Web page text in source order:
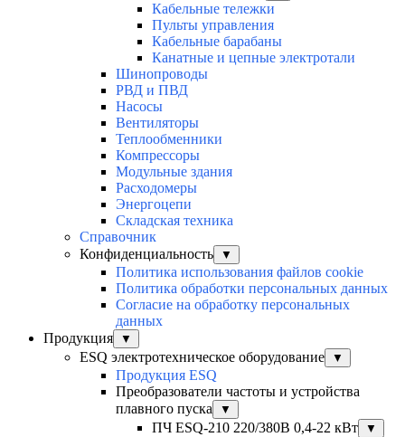
Кабельные тележки
Пульты управления
Кабельные барабаны
Канатные и цепные электротали
Шинопроводы
РВД и ПВД
Насосы
Вентиляторы
Теплообменники
Компрессоры
Модульные здания
Расходомеры
Энергоцепи
Складская техника
Справочник
Конфиденциальность
▼
Политика использования файлов cookie
Политика обработки персональных данных
Согласие на обработку персональных
данных
Продукция
▼
ESQ электротехническое оборудование ▼
Продукция ESQ
Преобразователи частоты и устройства
плавного пуска
▼
ПЧ ESQ-210 220/380В 0,4-22 кВт ▼